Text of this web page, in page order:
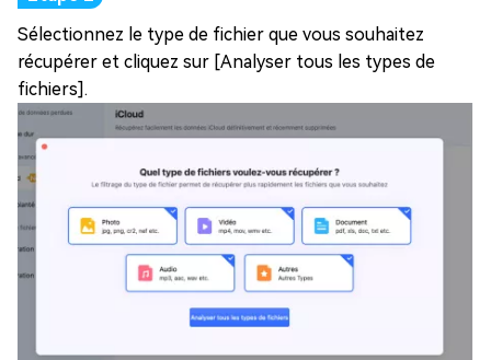
Sélectionnez le type de fichier que vous souhaitez
récupérer et cliquez sur [Analyser tous les types de
fichiers].